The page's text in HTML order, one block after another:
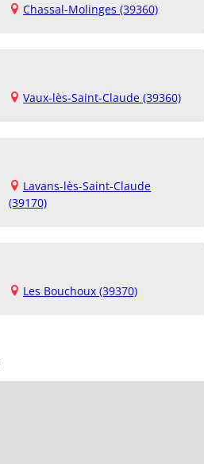
Chassal-Molinges (39360)
Vaux-lès-Saint-Claude (39360)
Lavans-lès-Saint-Claude
(39170)
Les Bouchoux (39370)